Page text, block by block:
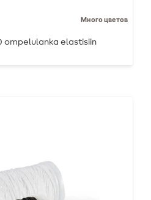
Много цветов
ompelulanka elastisiin